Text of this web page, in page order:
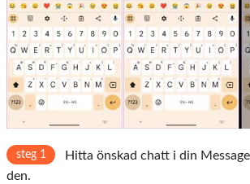
steg 1
Hitta önskad chatt i din
den.